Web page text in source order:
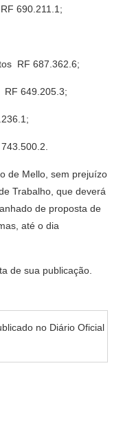
690.211.1;
 RF 687.362.6;
RF 649.205.3;
de Mello, sem prejuízo
Trabalho, que deverá
de proposta de
até o dia
de sua publicação.
no Diário Oficial